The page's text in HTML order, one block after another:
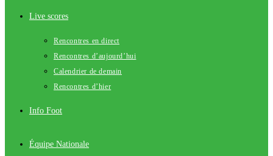
Live scores
Rencontres en direct
Rencontres d’aujourd’hui
Calendrier de demain
Rencontres d’hier
Info Foot
Équipe Nationale